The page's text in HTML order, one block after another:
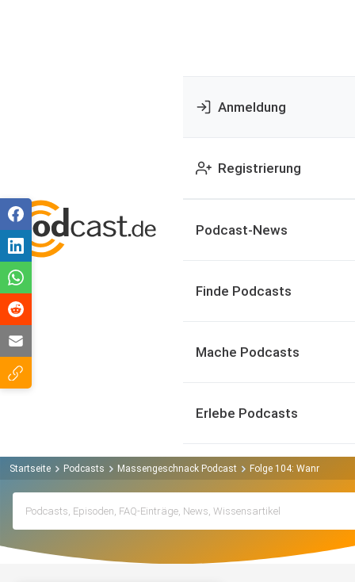
Anmeldung
Registrierung
Podcast-News
Finde Podcasts
Mache Podcasts
Erlebe Podcasts
Startseite Podcasts Massengeschnack Podcast Folge 104: Wann ist